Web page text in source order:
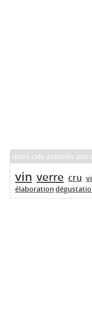
mots-clés associés aux
vin verre cru
élaboration